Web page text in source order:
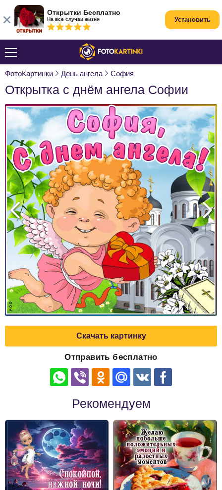
ФотоКартинки День ангела София
Открытка с днём ангела Софии
Скачать картинку
Отправить бесплатно
Рекомендуем
Открытки Бесплатно
На все случаи жизни Установить